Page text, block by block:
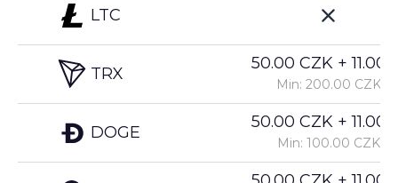
LTC
TRX
DOGE
50.00 CZK +
Min: 200.00 CZK
50.00 CZK +
Min: 100.00 CZK